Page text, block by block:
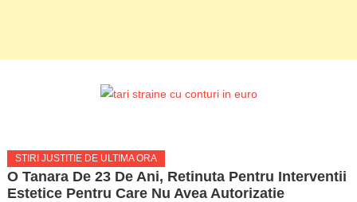
STIRI JUSTITIE DE ULTIMA ORA
O Tanara De 23 De Ani, Retinuta Pentru Interventii
Estetice Pentru Care Nu Avea Autorizatie